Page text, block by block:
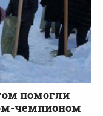
помогли
чемпионом